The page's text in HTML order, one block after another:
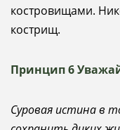
костровищами.
кострищ.
Принцип 6
Суровая истина в